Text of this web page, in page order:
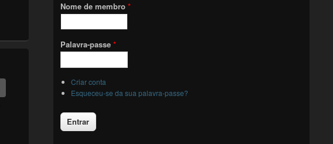
Nome de membro *
Palavra-passe *
Criar conta
Esqueceu-se da sua palavra-passe?